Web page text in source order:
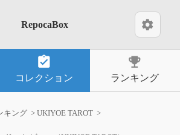
RepocaBox settings
assignment_turned_in
コレクション
emoji_events
ランキング
キング
UKIYOE TAROT